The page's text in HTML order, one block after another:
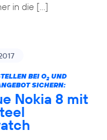
in die […]
BEI O2UND
SICHERN:
Nokia 8 mit